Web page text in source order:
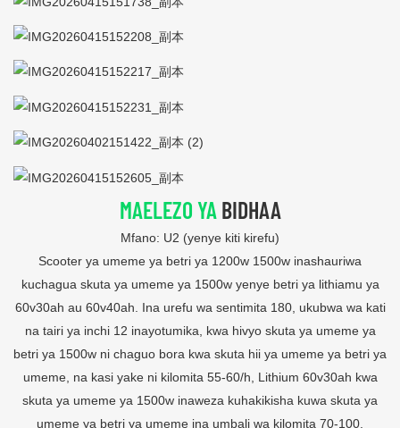
MAELEZO YA BIDHAA
Mfano: U2 (yenye kiti kirefu)
Scooter ya umeme ya betri ya 1200w 1500w inashauriwa
kuchagua skuta ya umeme ya 1500w yenye betri ya lithiamu ya
60v30ah au 60v40ah. Ina urefu wa sentimita 180, ukubwa wa kati
na tairi ya inchi 12 inayotumika, kwa hivyo skuta ya umeme ya
betri ya 1500w ni chaguo bora kwa skuta hii ya umeme ya betri ya
umeme, na kasi yake ni kilomita 55-60/h, Lithium 60v30ah kwa
skuta ya umeme ya 1500w inaweza kuhakikisha kuwa skuta ya
umeme ya betri ya umeme ina umbali wa kilomita 70-100.